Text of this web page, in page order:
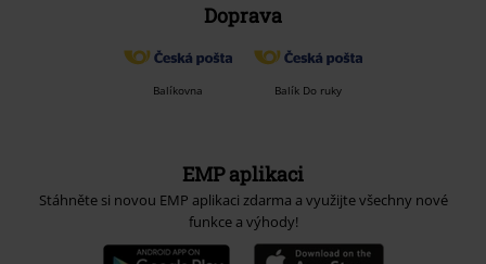
Doprava
Balíkovna Balík Do ruky
EMP aplikaci
Stáhněte si novou EMP aplikaci zdarma a využijte všechny nové
funkce a výhody!